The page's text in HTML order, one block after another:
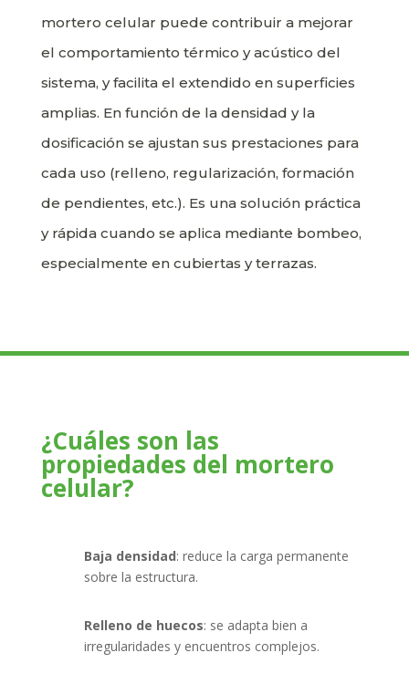
mortero celular puede contribuir a mejorar
el comportamiento térmico y acústico del
sistema, y facilita el extendido en superficies
amplias. En función de la densidad y la
dosificación se ajustan sus prestaciones para
cada uso (relleno, regularización, formación
de pendientes, etc.). Es una solución práctica
y rápida cuando se aplica mediante bombeo,
especialmente en cubiertas y terrazas.
¿Cuáles son las
propiedades del mortero
celular?
Baja densidad: reduce la carga permanente
sobre la estructura.
Relleno de huecos: se adapta bien a
irregularidades y encuentros complejos.